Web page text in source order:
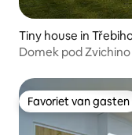
Tiny house in
Domek pod Zvichino
Favoriet van gasten
Favoriet van gasten